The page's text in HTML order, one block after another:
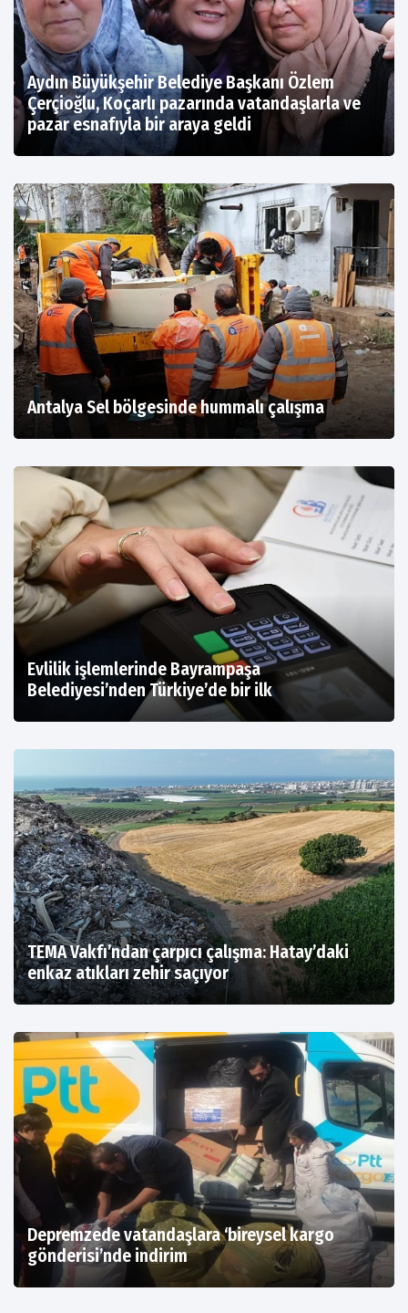
Aydın Büyükşehir Belediye Başkanı Özlem
Çerçioğlu, Koçarlı pazarında vatandaşlarla ve
pazar esnafıyla bir araya geldi
Antalya Sel bölgesinde hummalı çalışma
Evlilik işlemlerinde Bayrampaşa
Belediyesi’nden Türkiye’de bir ilk
TEMA Vakfı’ndan çarpıcı çalışma: Hatay’daki
enkaz atıkları zehir saçıyor
Depremzede vatandaşlara ‘bireysel kargo
gönderisi’nde indirim